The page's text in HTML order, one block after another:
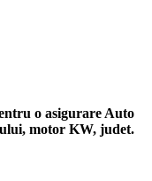
o asigurare Auto
motor KW, judet.